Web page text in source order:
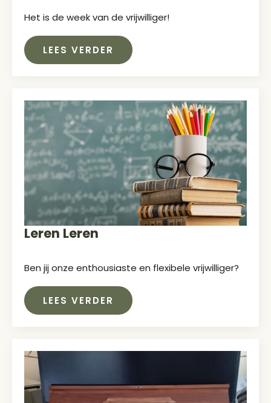
Het is de week van de vrijwilliger!
LEES VERDER
Leren Leren
Ben jij onze enthousiaste en flexibele vrijwilliger?
LEES VERDER